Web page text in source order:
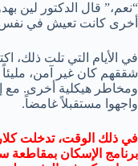
“نعم،” قال الدكتور لين
أخرى كانت تعيش في
في الأيام التي تلت ذلك،
شققهم كان غير آمن، مليئاً
ومخاطر هيكلية أخرى. مع
واجهوا مستقبلاً غامضاً.
في ذلك الوقت، تدخلت
برنامج الإسكان